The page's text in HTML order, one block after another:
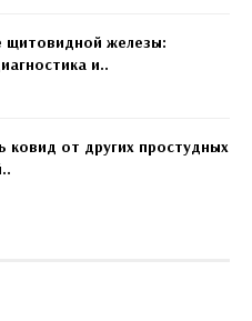
щитовидной железы:
и..
ковид от других простудных